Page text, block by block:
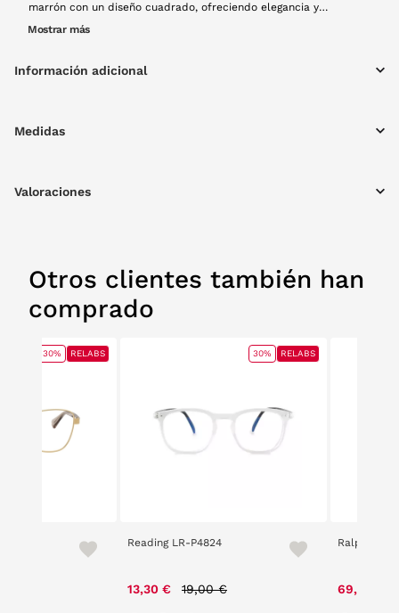
marrón con un diseño cuadrado, ofreciendo elegancia y
comodidad diaria. Su construcción ligera favorece la visión clara
impecable sin sacrificar la calidad visual.
Mostrar más
Información adicional
Medidas
Valoraciones
Otros clientes también han
comprado
30% RELABS
Reading LR-P4824
13,30 € 19,00 €
30% RELABS
Ralph
69,30 €